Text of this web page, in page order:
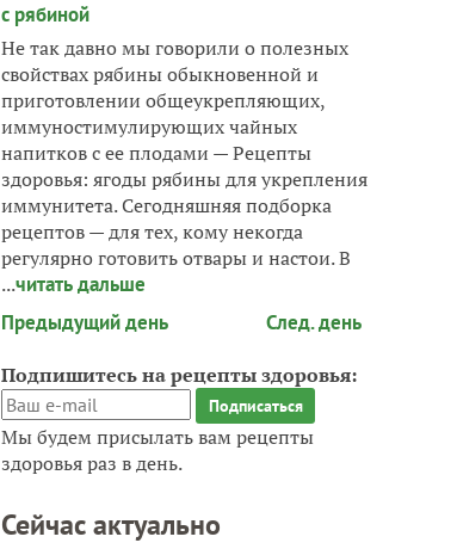
с рябиной
Не так давно мы говорили о полезных
свойствах рябины обыкновенной и
приготовлении общеукрепляющих,
иммуностимулирующих чайных
напитков с ее плодами — Рецепты
здоровья: ягоды рябины для укрепления
иммунитета. Сегодняшняя подборка
рецептов — для тех, кому некогда
регулярно готовить отвары и настои. В
...читать дальше
След. день
Предыдущий день
Подпишитесь на рецепты здоровья:
Мы будем присылать вам рецепты
здоровья раз в день.
Сейчас актуально